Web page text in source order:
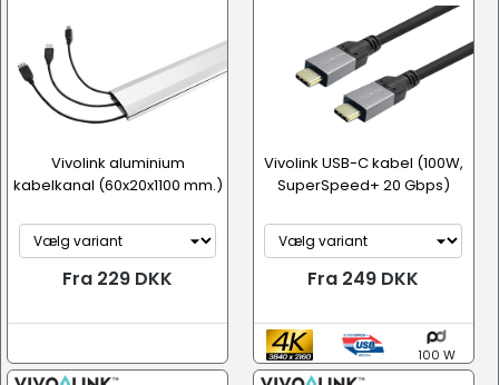
Vivolink aluminium
kabelkanal (60x20x1100 mm.)
Fra 229 DKK
Vivolink USB-C kabel (100W,
SuperSpeed+ 20 Gbps)
Fra 249 DKK
100 W